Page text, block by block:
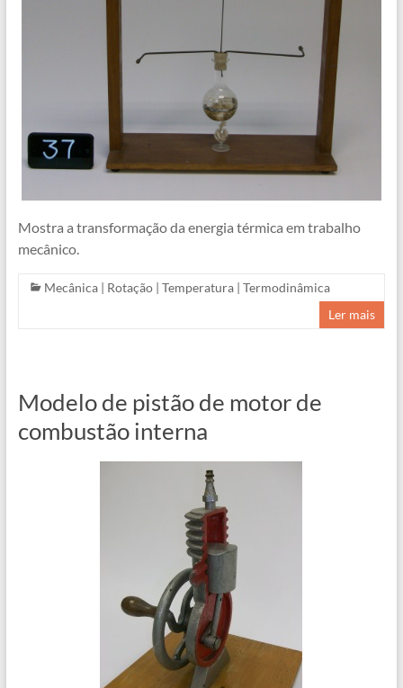
Mostra a transformação da energia térmica em trabalho
mecânico.
Mecânica| Rotação| Temperatura| Termodinâmica
Ler mais
Modelo de pistão de motor de
combustão interna